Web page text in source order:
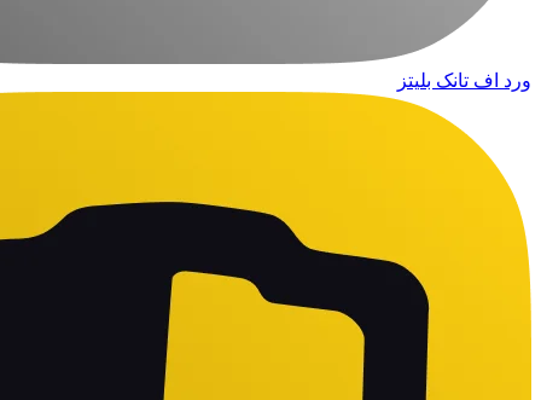
ورد اف تانک بلیتز